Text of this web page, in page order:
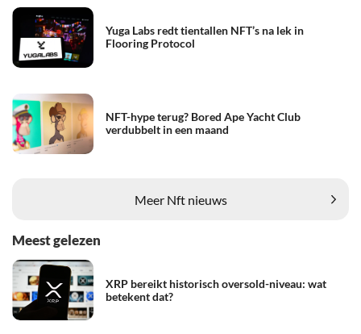
Yuga Labs redt tientallen NFT’s na lek in
Flooring Protocol
NFT-hype terug? Bored Ape Yacht Club
verdubbelt in een maand
Meer Nft nieuws
Meest gelezen
XRP bereikt historisch oversold-niveau: wat
betekent dat?